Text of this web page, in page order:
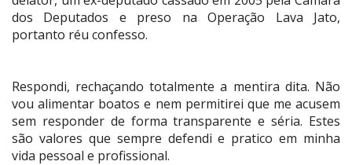
dos Deputados e preso na Operação Lava Jato,
portanto réu confesso.
Respondi, rechaçando totalmente a mentira dita. Não
vou alimentar boatos e nem permitirei que me acusem
sem responder de forma transparente e séria. Estes
são valores que sempre defendi e pratico em minha
vida pessoal e profissional.